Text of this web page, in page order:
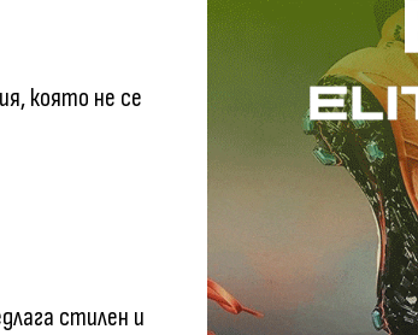
която не се
стилен и